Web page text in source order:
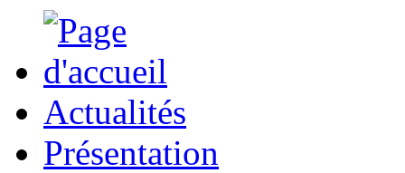
Actualités
Présentation